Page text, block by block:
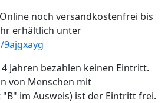
noch versandkostenfrei bis
erhältlich unter
Jahren bezahlen keinen Eintritt.
von Menschen mit
im Ausweis) ist der Eintritt frei.